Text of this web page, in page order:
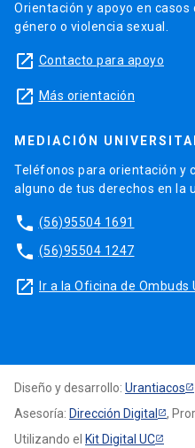
Orientación y apoyo en
género o violencia sexual.
launch Contacto para apoyo
launch Más orientación
MEDIACIÓN
Teléfonos para orientación y
alguno de tus derechos en la
phone (56)95504 1691
phone (56)95504 1247
launch Ir a la Oficina de Ombuds
Diseño y desarrollo: Urantiacos
Asesoría: Dirección Digital
,
Utilizando el Kit Digital UC